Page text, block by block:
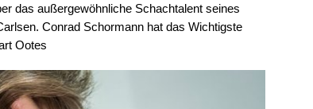
das außergewöhnliche Schachtalent seines
Conrad Schormann hat das Wichtigste
Ootes